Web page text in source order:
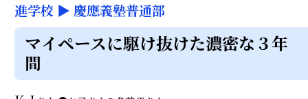
進学校 ▶ 慶應義塾普通部
マイペースに駆け抜けた濃密な３年
間